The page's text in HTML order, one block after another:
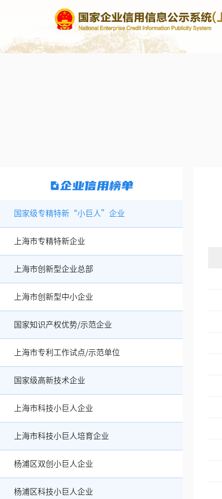
国家级专精特新“小巨人”企业
上海市专精特新企业
上海市创新型企业总部
上海市创新型中小企业
国家知识产权优势/示范企业
上海市专利工作试点/示范单位
国家级高新技术企业
上海市科技小巨人企业
上海市科技小巨人培育企业
杨浦区双创小巨人企业
杨浦区科技小巨人企业